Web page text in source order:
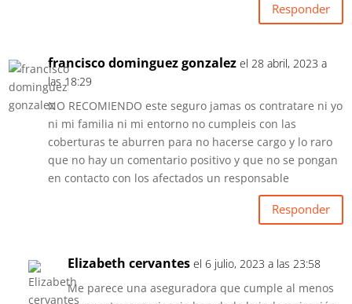
Responder
francisco dominguez gonzalez el 28 abril, 2023 a
las 18:29
NO RECOMIENDO este seguro jamas os contratare ni yo
ni mi familia ni mi entorno no cumpleis con las
coberturas te aburren para no hacerse cargo y lo raro
que no hay un comentario positivo y que no se pongan
en contacto con los afectados un responsable
Responder
Elizabeth cervantes el 6 julio, 2023 a las 23:58
Me parece una aseguradora que cumple al menos